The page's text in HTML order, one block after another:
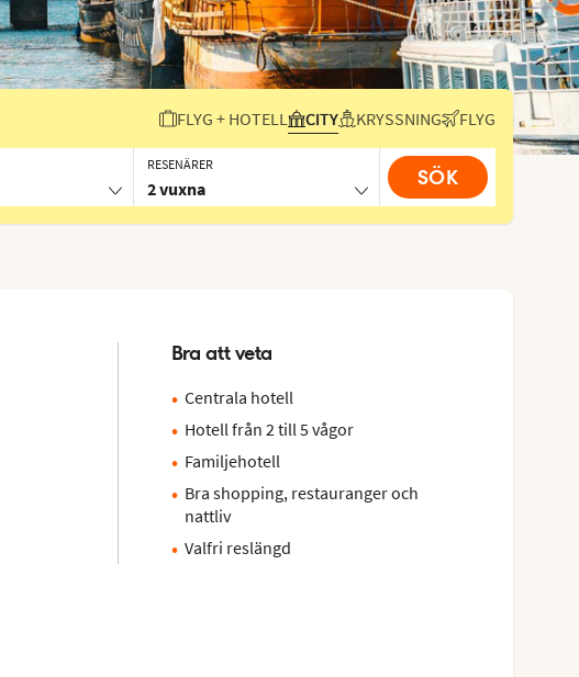
FLYG + HOTELL CITY KRYSSNING FLYG
RESENÄRER
2 vuxna SÖK
Bra att veta
Centrala hotell
Hotell från 2 till 5 vågor
Familjehotell
Bra shopping, restauranger och
nattliv
Valfri reslängd